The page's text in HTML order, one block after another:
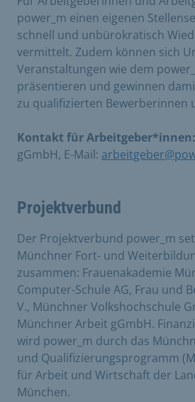
power_m einen eigenen
schnell und unbürokratisch
vermittelt. Zudem können sich
Veranstaltungen wie dem
präsentieren und gewinnen
zu qualifizierten Bewerberinnen
Kontakt für Arbeitgeber*innen:
gGmbH, E-Mail:
Projektverbund
Der Projektverbund power_m
Münchner Fort- und
zusammen: Frauenakademie
Computer-Schule AG, Frau und
V., Münchner Volkshochschule
Münchner Arbeit gGmbH.
wird power_m durch das
und Qualifizierungsprogramm
für Arbeit und Wirtschaft der
München.